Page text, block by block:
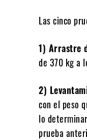
Las cinco
1) Arrastre
de 370 kg a
2)
con el peso
lo
prueba